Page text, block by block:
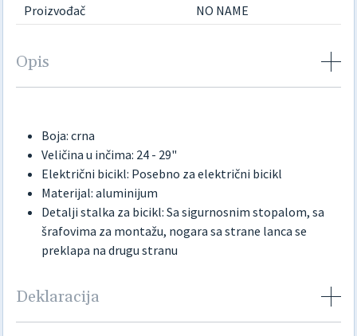
Proizvođač
NO NAME
Opis
Boja: crna
Veličina u inčima: 24 - 29"
Električni bicikl: Posebno za električni bicikl
Materijal: aluminijum
Detalji stalka za bicikl: Sa sigurnosnim stopalom, sa
šrafovima za montažu, nogara sa strane lanca se
preklapa na drugu stranu
Deklaracija